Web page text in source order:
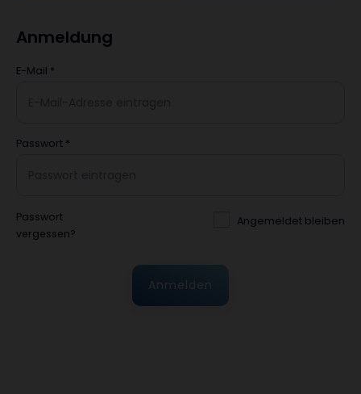
Anmeldung
E-Mail *
Passwort *
Passwort
vergessen?
Angemeldet bleiben
Anmelden